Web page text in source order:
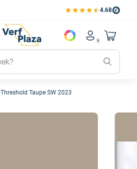
4.68
Bekijk de verfplaza
Account
Mijn
Naar
Threshold Taupe SW 2023